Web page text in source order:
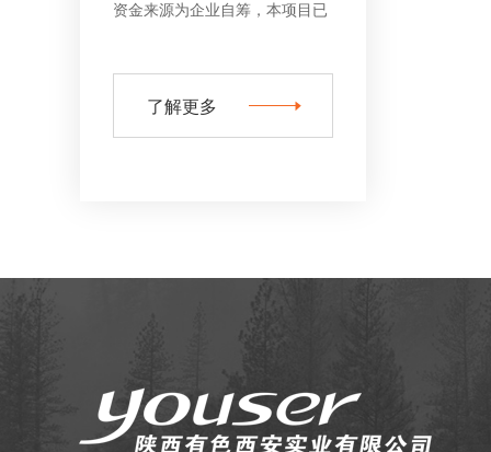
资金来源为企业自筹，本项目已
了解更多